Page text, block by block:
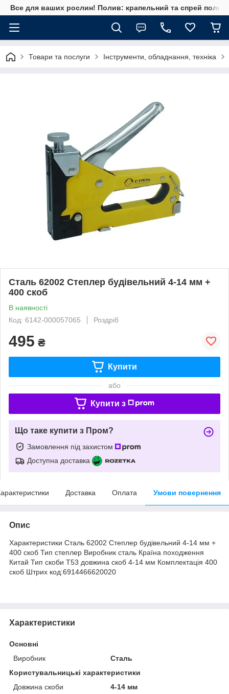
Все для ваших рослин! Полив: крапельний та спрей полив,
Товари та послуги Інструменти, обладнання, техніка
Сталь 62002 Степлер будівельний 4-14 мм +
400 скоб
В наявності
Код: 6142-000057065
Роздріб
495 ₴
Купити
або
Купити з
Що таке купити з Пром?
Замовлення під захистом
Доступна доставка
Доставка Оплата Умови повернення
Опис
Характеристики Сталь 62002 Степлер будівельний 4-14 мм +
400 скоб Тип степлер Виробник сталь Країна походження
Китай Тип скоби Т53 довжина скоб 4-14 мм Комплектація 400
скоб Штрих код:6914466620020
Характеристики
Основні
Виробник
Сталь
Користувальницькі характеристики
Довжина скоби
4-14 мм